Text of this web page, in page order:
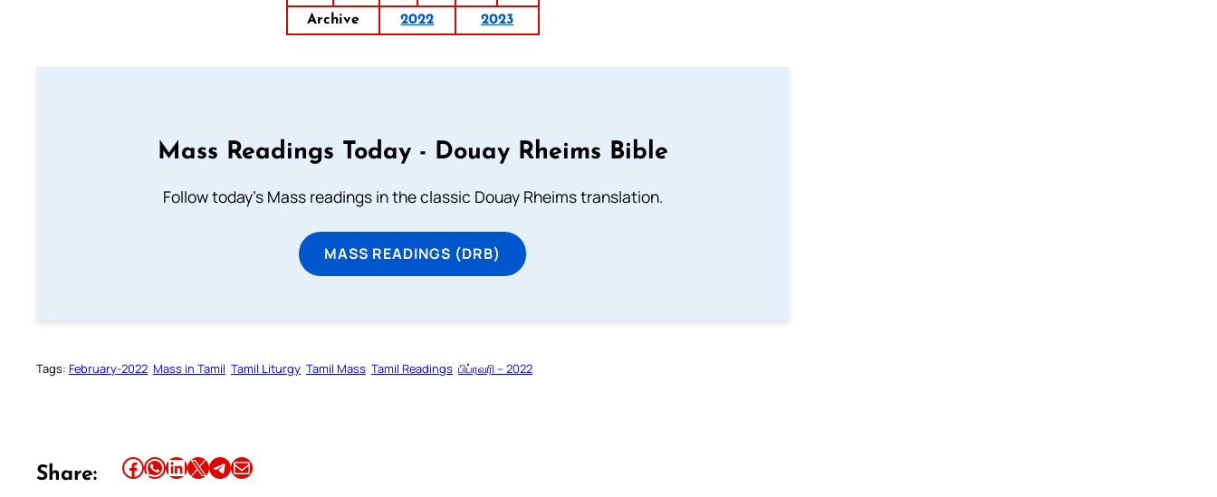
Archive
2022 2023
Mass Readings Today - Douay Rheims Bible
Follow today's Mass readings in the classic Douay Rheims translation.
MASS READINGS (DRB)
Tags: February-2022 Mass in Tamil Tamil Liturgy Tamil Mass Tamil Readings பிப்ரவரி – 2022
Share: Share this article on Facebook Share this article on WhatsApp Share this article on LinkedIn Share this article on X Share this article on TelegramEmail this Article